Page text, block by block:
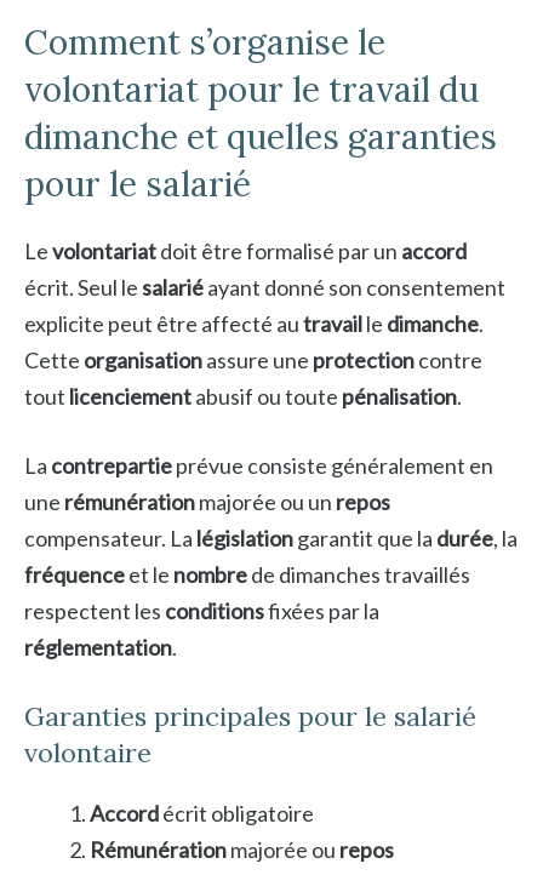
Comment s’organise le
volontariat pour le travail du
dimanche et quelles garanties
pour le salarié
Levolontariatdoit être formalisé par un accord
écrit. Seul lesalariéayant donné son consentement
explicite peut être affecté autravaille dimanche.
Cette organisationassure une protectioncontre
tout licenciementabusif ou toute pénalisation.
La contrepartieprévue consiste généralement en
une rémunérationmajorée ou un repos
compensateur. La législationgarantit que la durée, la
fréquenceet le nombrede dimanches travaillés
respectent les conditionsfixées par la
réglementation.
Garanties principales pour le salarié
volontaire
Accordécrit obligatoire
Rémunérationmajorée ou repos